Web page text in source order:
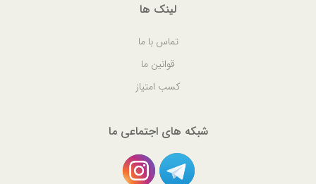
لینک ها
تماس با ما
قوانین ما
کسب امتیاز
شبکه های اجتماعی ما